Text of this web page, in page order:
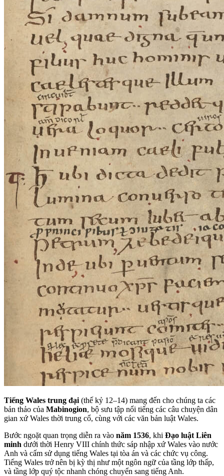
Tiếng Wales trung đại (thế kỷ 12–14) mang đến cho chúng ta các
bản thảo của Mabinogion, bộ sưu tập nổi tiếng các câu chuyện dân
gian xứ Wales thời trung cổ, cùng với các văn bản luật Wales.
Bước ngoặt quan trọng diễn ra vào năm 1536, khi Đạo luật Liên
minh dưới thời Henry VIII chính thức sáp nhập xứ Wales vào nước
Anh và cấm sử dụng tiếng Wales tại tòa án và các chức vụ công.
Tiếng Wales trở nên bị kỳ thị như một ngôn ngữ của tầng lớp thấp,
và tầng lớp quý tộc nhanh chóng chuyển sang tiếng Anh.